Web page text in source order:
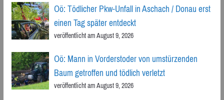
Oö: Tödlicher Pkw-Unfall in Aschach / Donau erst
einen Tag später entdeckt
veröffentlicht am August 9, 2026
Oö: Mann in Vorderstoder von umstürzenden
Baum getroffen und tödlich verletzt
veröffentlicht am August 9, 2026